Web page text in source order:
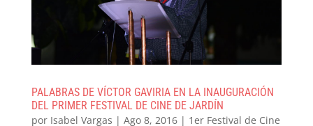
PALABRAS DE VÍCTOR GAVIRIA EN LA INAUGURACIÓN
DEL PRIMER FESTIVAL DE CINE DE JARDÍN
por Isabel Vargas | Ago 8, 2016| 1er Festival de Cine